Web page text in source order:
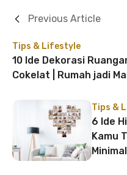
Tips & Lifestyle
10 Ide Dekorasi
Cokelat | Rumah jadi
Previous Article
Tips &
6 Ide
Kamu